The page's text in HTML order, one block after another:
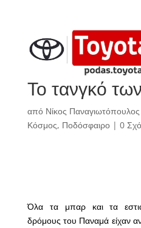
Το τανγκό
από Νίκος Παναγιωτόπουλος
Κόσμος, Ποδόσφαιρο| 0
Όλα τα μπαρ και τα
δρόμους του Παναμά είχαν